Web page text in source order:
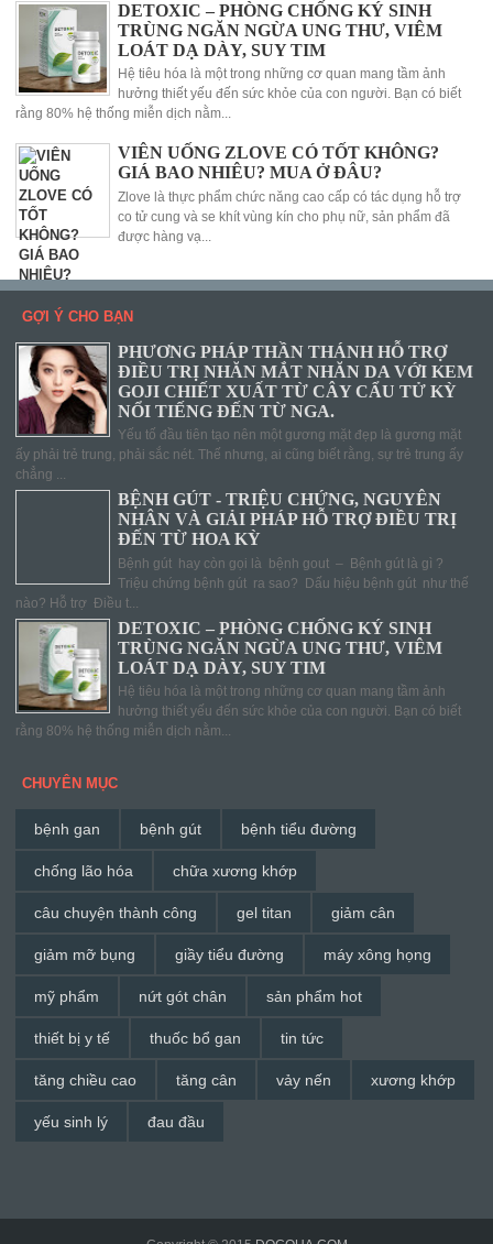
DETOXIC – PHÒNG CHỐNG KÝ SINH
TRÙNG NGĂN NGỪA UNG THƯ, VIÊM
LOÁT DẠ DÀY, SUY TIM
Hệ tiêu hóa là một trong những cơ quan mang tầm ảnh
hưởng thiết yếu đến sức khỏe của con người. Bạn có biết
rằng 80% hệ thống miễn dịch nằm...
VIÊN UỐNG ZLOVE CÓ TỐT KHÔNG?
GIÁ BAO NHIÊU? MUA Ở ĐÂU?
Zlove là thực phẩm chức năng cao cấp có tác dụng hỗ trợ
co tử cung và se khít vùng kín cho phụ nữ, sản phẩm đã
được hàng vạ...
GỢI Ý CHO BẠN
PHƯƠNG PHÁP THẦN THÁNH HỖ TRỢ
ĐIỀU TRỊ NHĂN MẮT NHĂN DA VỚI KEM
GOJI CHIẾT XUẤT TỪ CÂY CẨU TỬ KỲ
NỔI TIẾNG ĐẾN TỪ NGA.
Yếu tố đầu tiên tạo nên một gương mặt đẹp là gương mặt
ấy phải trẻ trung, phải sắc nét. Thế nhưng, ai cũng biết rằng, sự trẻ trung ấy
chẳng ...
BỆNH GÚT - TRIỆU CHỨNG, NGUYÊN
NHÂN VÀ GIẢI PHÁP HỖ TRỢ ĐIỀU TRỊ
ĐẾN TỪ HOA KỲ
Bệnh gút hay còn gọi là bệnh gout – Bệnh gút là gì ?
Triệu chứng bệnh gút ra sao? Dấu hiệu bệnh gút như thế
nào? Hỗ trợ Điều t...
DETOXIC – PHÒNG CHỐNG KÝ SINH
TRÙNG NGĂN NGỪA UNG THƯ, VIÊM
LOÁT DẠ DÀY, SUY TIM
Hệ tiêu hóa là một trong những cơ quan mang tầm ảnh
hưởng thiết yếu đến sức khỏe của con người. Bạn có biết
rằng 80% hệ thống miễn dịch nằm...
CHUYÊN MỤC
bệnh gan bệnh gút bệnh tiểu đường
chống lão hóa chữa xương khớp
câu chuyện thành công gel titan giảm cân
giảm mỡ bụng giầy tiểu đường máy xông họng
mỹ phẩm nứt gót chân sản phẩm hot
thiết bị y tế thuốc bổ gan tin tức
tăng chiều cao tăng cân vảy nến xương khớp
yếu sinh lý đau đầu